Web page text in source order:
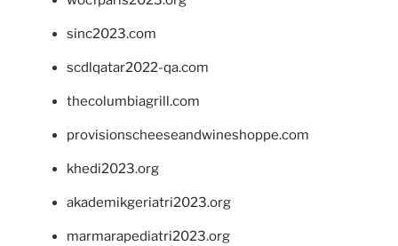
sinc2023.com
scdlqatar2022-qa.com
thecolumbiagrill.com
provisionscheeseandwineshoppe.com
khedi2023.org
akademikgeriatri2023.org
marmarapediatri2023.org